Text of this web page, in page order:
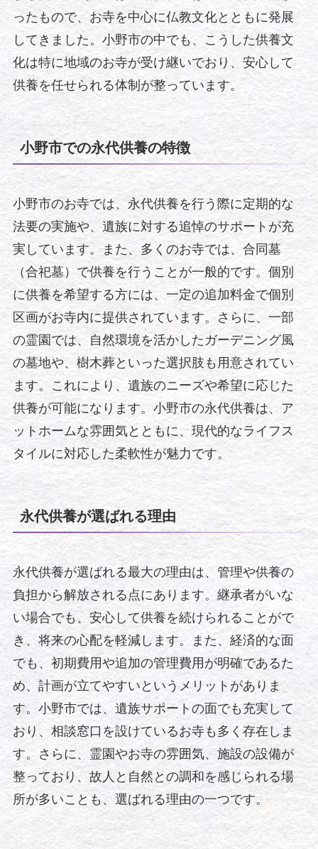
ったもので、お寺を中心に仏教文化とともに発展
してきました。小野市の中でも、こうした供養文
化は特に地域のお寺が受け継いでおり、安心して
供養を任せられる体制が整っています。
小野市での永代供養の特徴
小野市のお寺では、永代供養を行う際に定期的な
法要の実施や、遺族に対する追悼のサポートが充
実しています。また、多くのお寺では、合同墓
（合祀墓）で供養を行うことが一般的です。個別
に供養を希望する方には、一定の追加料金で個別
区画がお寺内に提供されています。さらに、一部
の霊園では、自然環境を活かしたガーデニング風
の墓地や、樹木葬といった選択肢も用意されてい
ます。これにより、遺族のニーズや希望に応じた
供養が可能になります。小野市の永代供養は、ア
ットホームな雰囲気とともに、現代的なライフス
タイルに対応した柔軟性が魅力です。
永代供養が選ばれる理由
永代供養が選ばれる最大の理由は、管理や供養の
負担から解放される点にあります。継承者がいな
い場合でも、安心して供養を続けられることがで
き、将来の心配を軽減します。また、経済的な面
でも、初期費用や追加の管理費用が明確であるた
め、計画が立てやすいというメリットがありま
す。小野市では、遺族サポートの面でも充実して
おり、相談窓口を設けているお寺も多く存在しま
す。さらに、霊園やお寺の雰囲気、施設の設備が
整っており、故人と自然との調和を感じられる場
所が多いことも、選ばれる理由の一つです。